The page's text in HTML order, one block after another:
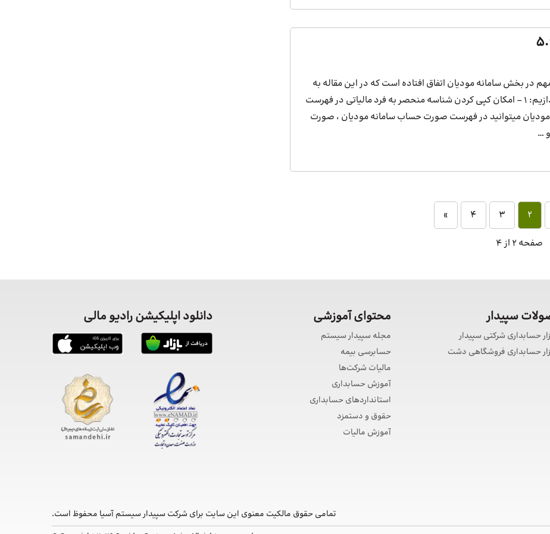
دو تغییر مهم در بخش سامانه مودیان اتفاق افتاده است که در این مقاله به
بررسی این دو تغییر می‌پردازیم: 1 – امکان کپی کردن شناسه منحصر به فرد مالیاتی در فهرست
میتوانید در فهرست صورت حساب سامانه مودیان ، صورت
…
2
3
4
»
صفحه 2 از 4
سپیدار
حسابداری شرکتی سپیدار
حسابداری فروشگاهی دشت
محتوای آموزشی
مجله سپیدار سیستم
حسابرسی بیمه
مالیات شرکت‌ها
آموزش حسابداری
استانداردهای حسابداری
حقوق و دستمزد
آموزش مالیات
دانلود اپلیکیشن رادیو مالی
تمامی حقوق مالکیت معنوی این ‌سایت برای شرکت سپیدار سیستم آسیا محفوظ است.